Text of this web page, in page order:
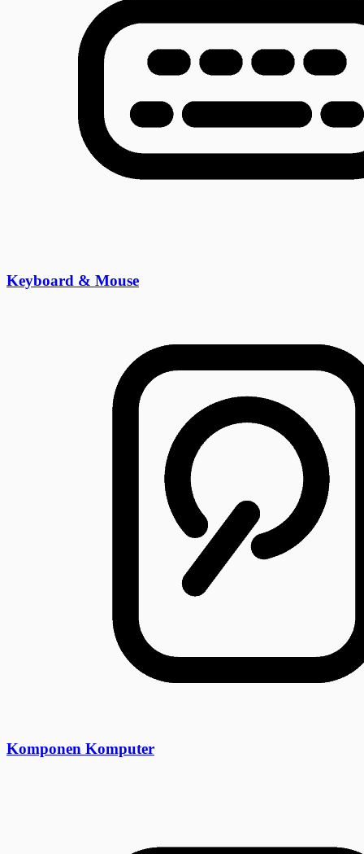
Keyboard & Mouse
Komponen Komputer